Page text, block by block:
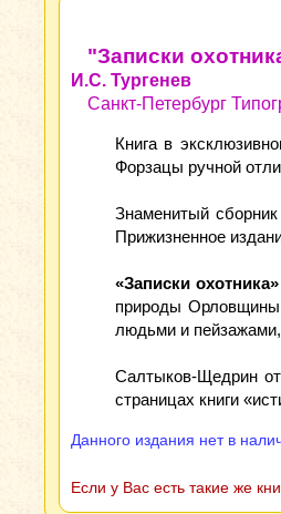
"Записки
И.С. Тургенев
Санкт-Петербург
Книга в
Форзацы ручной
Знаменитый
Прижизненное
«Записки охотника»
природы
людьми и пейзажами,
Салтыков-Щедрин
страницах книги
Данного издания нет в
Если у Вас есть такие же